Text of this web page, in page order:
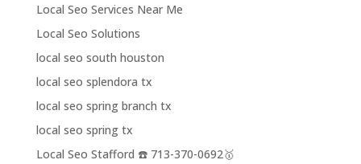
Local Seo Services Near Me
Local Seo Solutions
local seo south houston
local seo splendora tx
local seo spring branch tx
local seo spring tx
Local Seo Stafford ☎️ 713-370-0692🥇